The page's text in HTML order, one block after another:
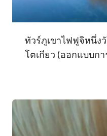
ทัวร์ภูเขาไฟฟูจิหนึ่ง
โตเกียว (ออกแบบก